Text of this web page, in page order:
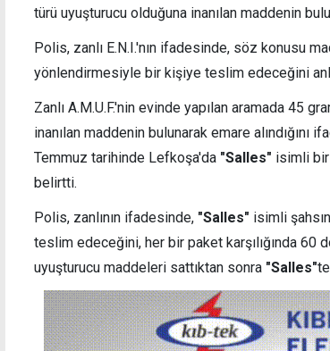
türü uyuşturucu olduğuna inanılan maddenin
Polis, zanlı E.N.I.'nın ifadesinde, söz konusu
yönlendirmesiyle bir kişiye teslim edeceğini
Zanlı A.M.U.F.'nin evinde yapılan aramada 45
inanılan maddenin bulunarak emare alındığını
Temmuz tarihinde Lefkoşa'da "Salles" isimli bir
belirtti.
Polis, zanlının ifadesinde, "Salles" isimli
teslim edeceğini, her bir paket karşılığında 60
uyuşturucu maddeleri sattıktan sonra "Salles"
Trafikte 480 sürücüye yasal işlem, 59 araca
trafikten men